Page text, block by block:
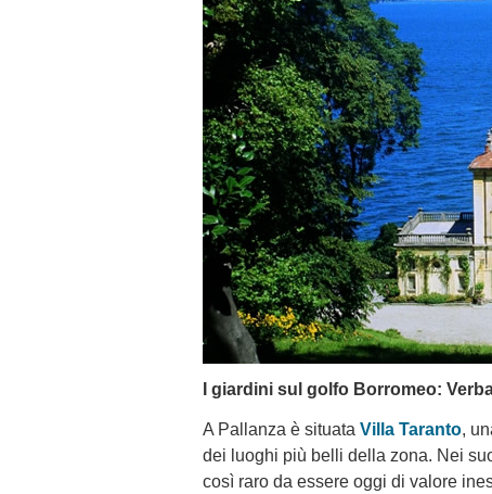
I giardini sul golfo Borromeo:
A Pallanza è situata Villa Taranto,
dei luoghi più belli della zona. Nei
così raro da essere oggi di valore